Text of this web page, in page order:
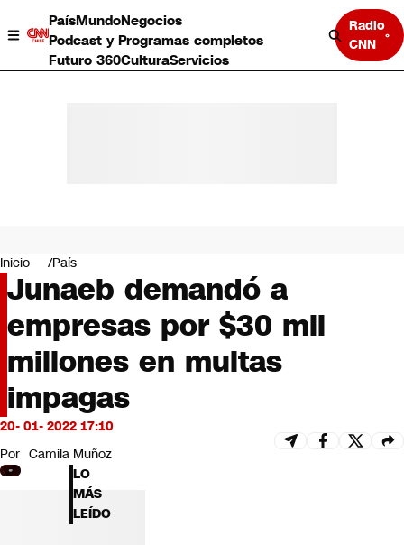
PaísMundoNegocios
Podcast y Programas completos
Futuro 360CulturaServicios
Radio
CNN
Negocios
Deportes
Programas completos
Cultura
Servicios
Bits
CNN tiempo
Futuro 360
Inicio País
Junaeb demandó a
empresas por $30 mil
millones en multas
impagas
20- 01- 2022 17:10
Por Camila Muñoz
LO
MÁS
LEÍDO